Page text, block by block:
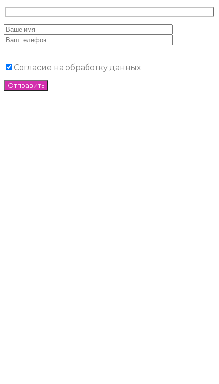
Согласие на обработку данных